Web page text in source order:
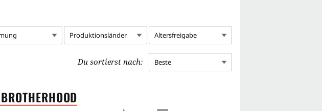
Produktionsländer Altersfreigabe
Du sortierst nach: Beste
BROTHERHOOD